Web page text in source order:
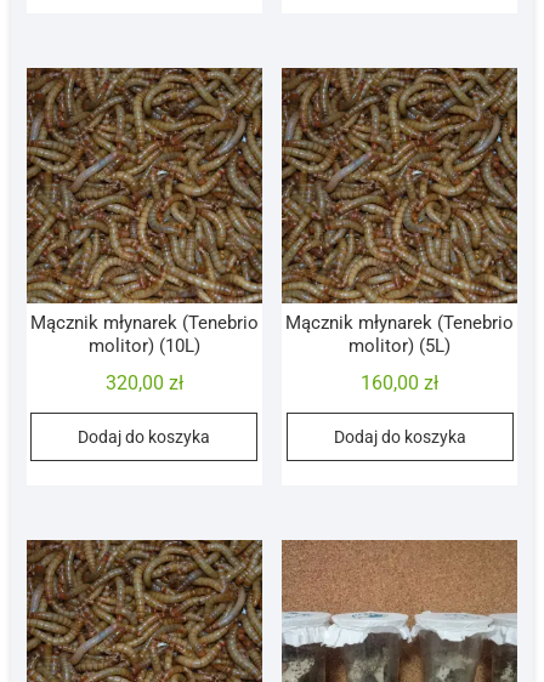
Mącznik młynarek (Tenebrio
molitor) (10L)
320,00 zł
Dodaj do koszyka
Mącznik młynarek (Tenebrio
molitor) (5L)
160,00zł
Dodaj do koszyka